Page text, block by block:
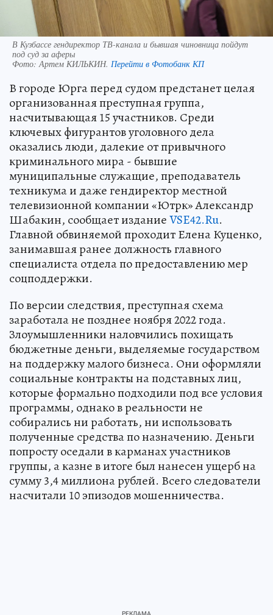
В Кузбассе гендиректор ТВ-канала и бывшая чиновница пойдут
под суд за аферы
Фото:Артем КИЛЬКИН. Перейти в Фотобанк КП
В городе Юрга перед судом предстанет целая
организованная преступная группа,
насчитывающая 15 участников. Среди
ключевых фигурантов уголовного дела
оказались люди, далекие от привычного
криминального мира - бывшие
муниципальные служащие, преподаватель
техникума и даже гендиректор местной
телевизионной компании «Ютрк» Александр
Шабакин, сообщает изданиеVSE42.Ru.
Главной обвиняемой проходит Елена Куценко,
занимавшая ранее должность главного
специалиста отдела по предоставлению мер
соцподдержки.
По версии следствия, преступная схема
заработала не позднее ноября 2022 года.
Злоумышленники наловчились похищать
бюджетные деньги, выделяемые государством
на поддержку малого бизнеса. Они оформляли
социальные контракты на подставных лиц,
которые формально подходили под все условия
программы, однако в реальности не
собирались ни работать, ни использовать
полученные средства по назначению. Деньги
попросту оседали в карманах участников
группы, а казне в итоге был нанесен ущерб на
сумму 3,4 миллиона рублей. Всего следователи
насчитали 10 эпизодов мошенничества.